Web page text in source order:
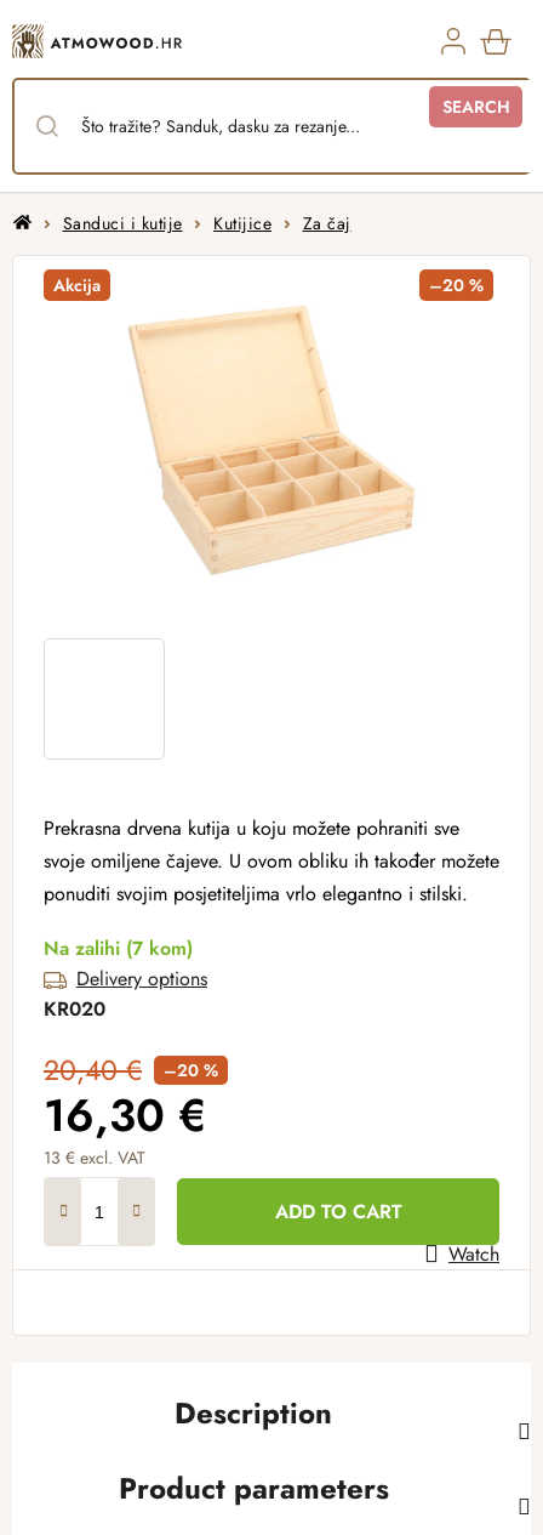
to
content
SEARCH
HomeSanduci i kutije Kutijice Za čaj
Prekrasna drvena kutija u koju možete pohraniti sve
svoje omiljene čajeve. U ovom obliku ih također možete
ponuditi svojim posjetiteljima vrlo elegantno i stilski.
Na zalihi (7 kom)
Delivery options
KR020
20,40 € –20 %
16,30 €
13 € excl. VAT
ADD TO CART
Watch
Akcija –20 %
Description
Product parameters